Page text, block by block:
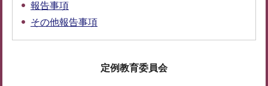
報告事項
その他報告事項
定例教育委員会